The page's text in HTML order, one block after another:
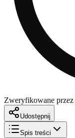
Zweryfikowane przez
Udostępnij
Spis treści